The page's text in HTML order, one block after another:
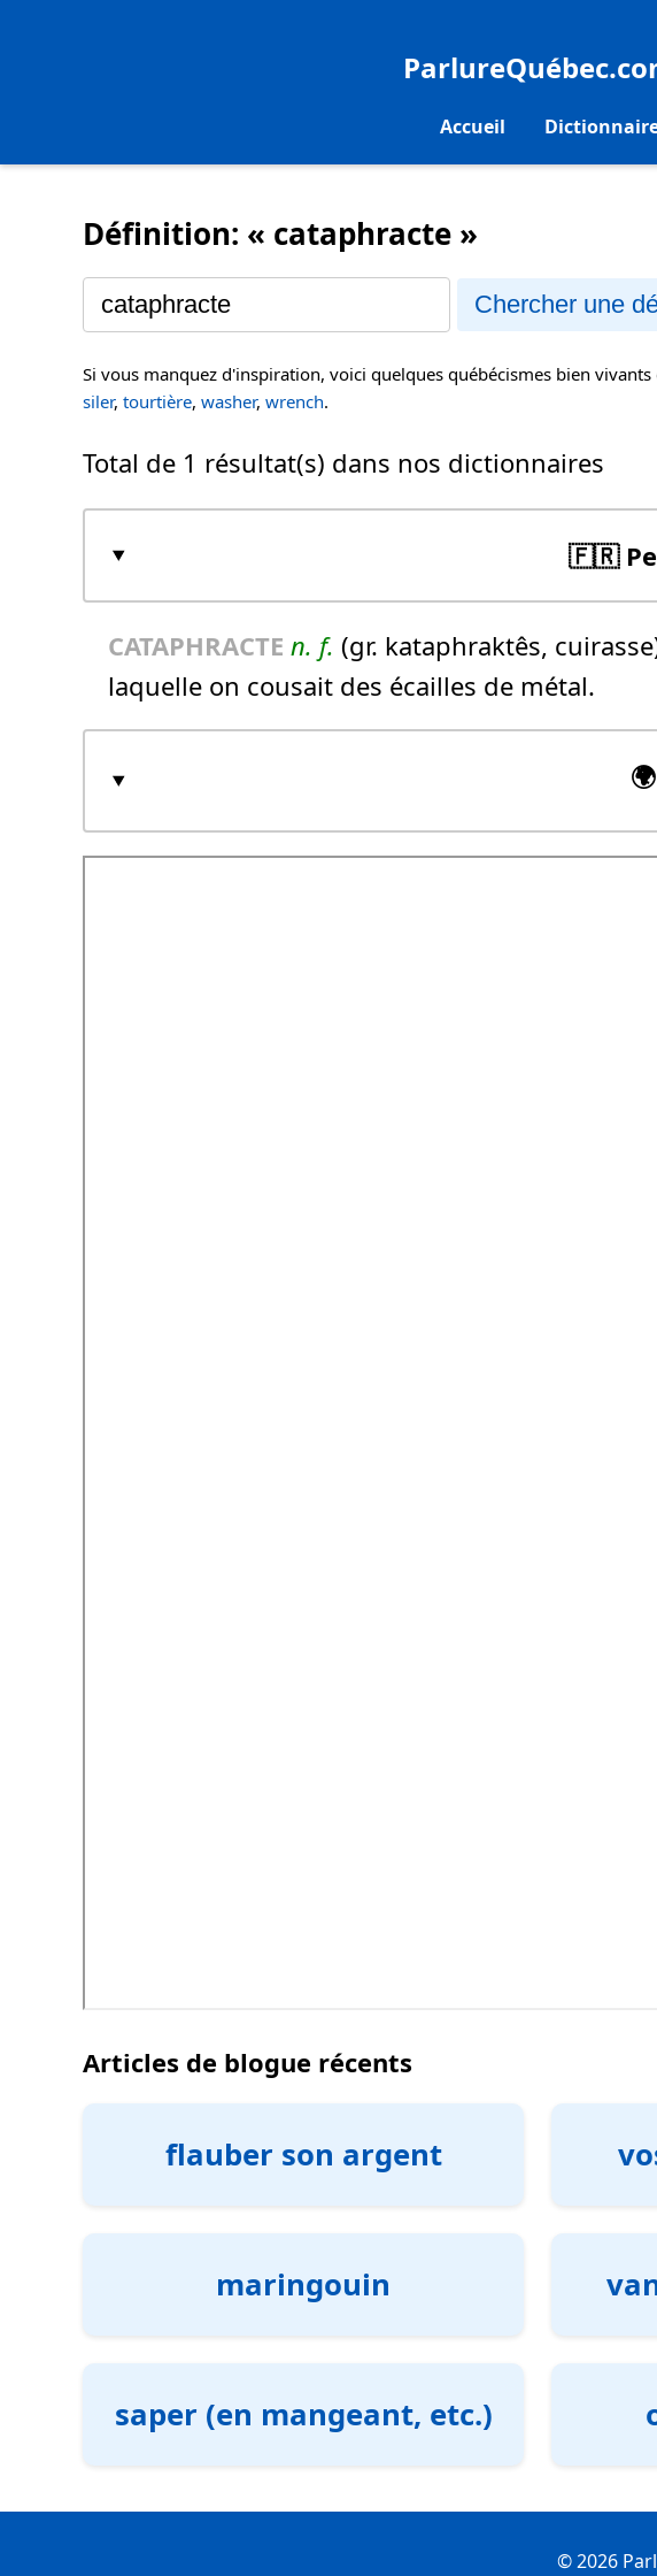
Accueil
Définition: « cataphracte »
Chercher une
Si vous manquez d'inspiration, voici quelques québécismes bien vivants
siler, tourtière, washer, wrench.
Total de 1 résultat(s) dans nos dictionnaires
🇫🇷
CATAPHRACTE n. f. (gr. kataphraktês,
laquelle on cousait des écailles de métal.
🌍
Articles de blogue récents
flauber son argent
maringouin
saper (en mangeant, etc.)
© 2026